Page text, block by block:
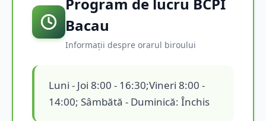
Bacau
Informații despre orarul biroului
Luni - Joi 8:00 - 16:30;Vineri 8:00 -
14:00; Sâmbătă - Duminică: Închis